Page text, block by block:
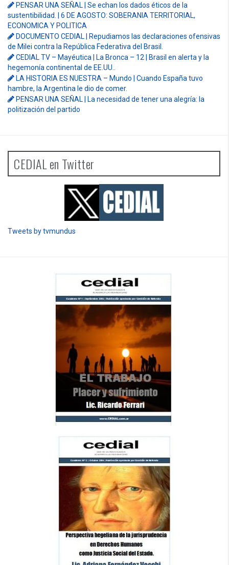
PENSAR UNA SEÑAL | Se echan los dados éticos de la
sustentibilidad. | 6 DE AGOSTO: SOBERANIA TERRITORIAL,
ECONOMICA Y POLITICA
DOCUMENTO CEDIAL | Repudiamos las declaraciones ofensivas
de Milei contra la República Federativa del Brasil.
CEDIAL TV – Mayéutica | La Bronca – 12 | Brasil en alerta y la
hegemonía continental de EE.UU..
LA HISTORIA ES NUESTRA – Mundo | Cuando España tuvo
hambre, la Argentina le dio de comer.
PENSAR UNA SEÑAL | La necesidad de tener una alegría: la
politización del partido
CEDIAL en Twitter
Tweets by tvmundus